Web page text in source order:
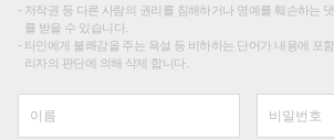
저작권 등 다른 사람의 권리를 침해하거나 명예를 훼손하는
를 받을 수 있습니다.
타인에게 불쾌감을 주는 욕설 등 비하하는 단어가 내용에 포
리자의 판단에 의해 삭제 합니다.